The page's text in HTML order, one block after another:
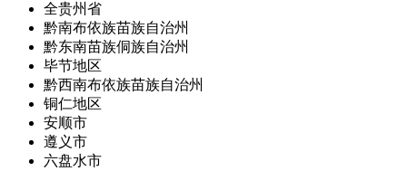
全贵州省
黔南布依族苗族自治州
黔东南苗族侗族自治州
毕节地区
黔西南布依族苗族自治州
铜仁地区
安顺市
遵义市
六盘水市